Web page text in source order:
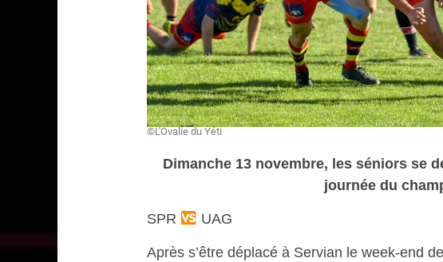
©L'Ovalie du Yéti
Dimanche 13 novembre, les séniors se
journée du
SPR
UAG
Après s’être déplacé à Servian le week-end